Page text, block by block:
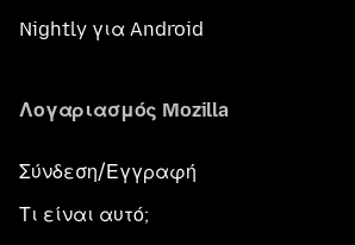
Nightly για Android
Λογαριασμός Mozilla
Σύνδεση/Εγγραφή
Τι είναι αυτό;